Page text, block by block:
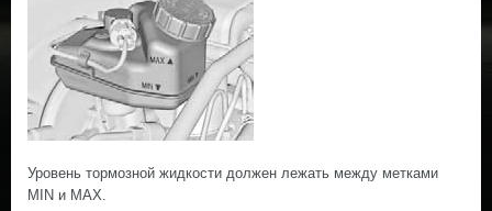
Уровень тормозной жидкости должен лежать между метками
MIN и MAX.